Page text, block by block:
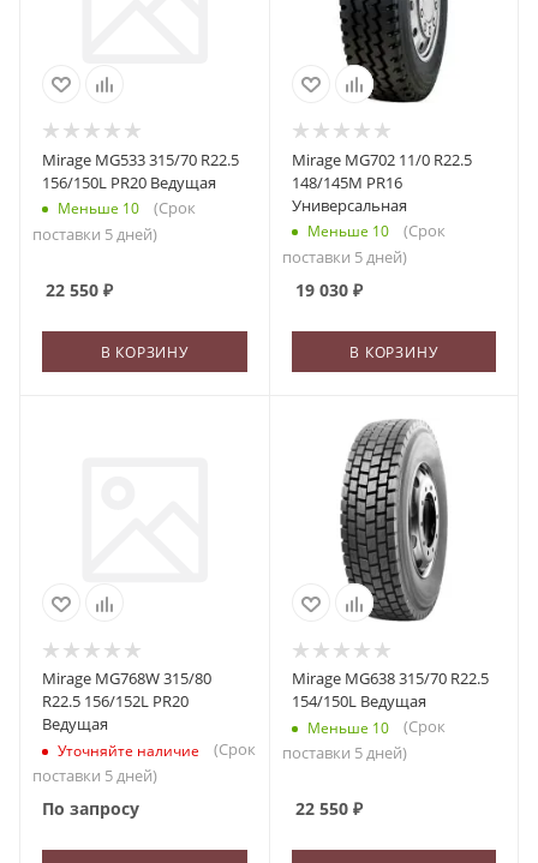
Mirage MG533 315/70 R22.5
156/150L PR20 Ведущая
Меньше 10
(Срок
поставки 5 дней)
22 550 ₽
В КОРЗИНУ
Mirage MG702 11/0 R22.5
148/145M PR16
Универсальная
Меньше 10
(Срок
поставки 5 дней)
19 030₽
В КОРЗИНУ
Mirage MG768W 315/80
R22.5 156/152L PR20
Ведущая
Уточняйте наличие
(Срок
поставки 5 дней)
По запросу
Mirage MG638 315/70 R22.5
154/150L Ведущая
Меньше 10
(Срок
поставки 5 дней)
22 550₽